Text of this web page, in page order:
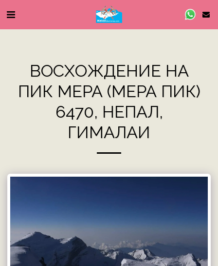
ВОСХОЖДЕНИЕ НА
ПИК МЕРА (МЕРА ПИК)
6470, НЕПАЛ,
ГИМАЛАИ